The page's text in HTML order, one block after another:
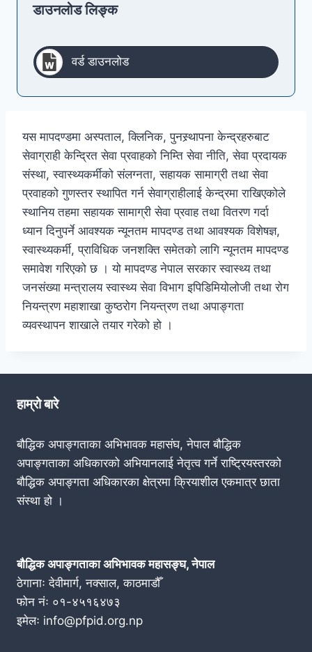
डाउनलोड लिङ्क
वर्ड डाउनलोड
यस मापदण्डमा अस्पताल, क्लिनिक, पुनस्र्थापना केन्द्रहरुबाट
सेवाग्राही केन्द्रित सेवा प्रवाहको निम्ति सेवा नीति, सेवा प्रदायक
संस्था, स्वास्थ्यकर्मीको संलग्नता, सहायक सामाग्री तथा सेवा
प्रवाहको गुणस्तर स्थापित गर्न सेवाग्राहीलाई केन्द्रमा राखिएकोले
स्थानिय तहमा सहायक सामाग्री सेवा प्रवाह तथा वितरण गर्दा
ध्यान दिनुपर्ने आवश्यक न्यूनतम मापदण्ड तथा आवश्यक विशेषज्ञ,
स्वास्थ्यकर्मी, प्राविधिक जनशक्ति समेतको लागि न्यूनतम मापदण्ड
समावेश गरिएको छ । यो मापदण्ड नेपाल सरकार स्वास्थ्य तथा
जनसंख्या मन्त्रालय स्वास्थ्य सेवा विभाग इपिडिमियोलोजी तथा रोग
नियन्त्रण महाशाखा कुष्ठरोग नियन्त्रण तथा अपाङ्गता
व्यवस्थापन शाखाले तयार गरेको हो ।
हाम्रो बारे
बौद्धिक अपाङ्गताका अभिभावक महासंघ, नेपाल बौद्धिक
अपाङ्गताका अधिकारको अभियानलाई नेतृत्व गर्ने राष्ट्रियस्तरको
बौद्धिक अपाङ्गता अधिकारका क्षेत्रमा क्रियाशील एकमात्र छाता
संस्था हो ।
बौद्धिक अपाङ्गताका अभिभावक महासङ्घ, नेपाल
ठेगानाः देवीमार्ग, नक्साल, काठमाडौँ
फोन नंः ०१-४५१६४७३
इमेलः info@pfpid.org.np